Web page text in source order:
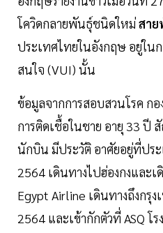
โควิดกลายพันธุ์ชนิดใหม่สาย
ประเทศไทยในอังกฤษ อยู่ใน
สนใจ (VUI) นั้น
ข้อมูลจากการสอบสวนโรค กอ
การติดเชื้อในชาย อายุ 33 ปี
นักบิน มีประวัติ อาศัยอยู่ที่ปร
2564 เดินทางไปฮ่องกงและเ
Egypt Airline เดินทางถึงกรุ
2564 และเข้ากักตัวที่ ASQ โร